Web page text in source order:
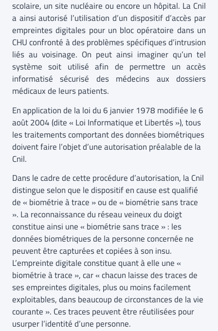
scolaire, un site nucléaire ou encore un hôpital. La Cnil
a ainsi autorisé l’utilisation d’un dispositif d’accès par
empreintes digitales pour un bloc opératoire dans un
CHU confronté à des problèmes spécifiques d’intrusion
liés au voisinage. On peut ainsi imaginer qu’un tel
système soit utilisé afin de permettre un accès
informatisé sécurisé des médecins aux dossiers
médicaux de leurs patients.
En application de la loi du 6 janvier 1978 modifiée le 6
août 2004 (dite « Loi Informatique et Libertés »), tous
les traitements comportant des données biométriques
doivent faire l’objet d’une autorisation préalable de la
Cnil.
Dans le cadre de cette procédure d’autorisation, la Cnil
distingue selon que le dispositif en cause est qualifié
de « biométrie à trace » ou de « biométrie sans trace
». La reconnaissance du réseau veineux du doigt
constitue ainsi une « biométrie sans trace » : les
données biométriques de la personne concernée ne
peuvent être capturées et copiées à son insu.
L’empreinte digitale constitue quant à elle une «
biométrie à trace », car « chacun laisse des traces de
ses empreintes digitales, plus ou moins facilement
exploitables, dans beaucoup de circonstances de la vie
courante ». Ces traces peuvent être réutilisées pour
usurper l’identité d’une personne.